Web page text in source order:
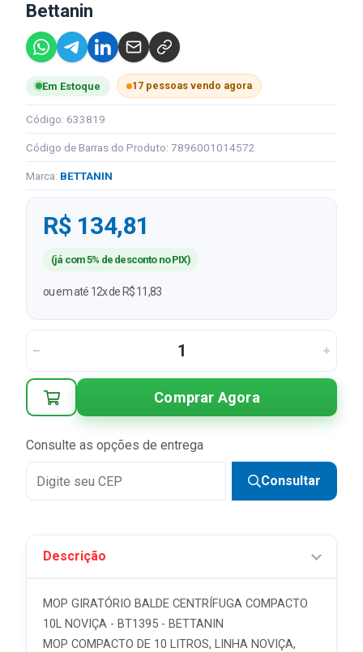
Bettanin
Em Estoque 17 pessoas vendo agora
Código: 633819
Código de Barras do Produto: 7896001014572
Marca: BETTANIN
R$ 134,81
(já com 5% de desconto no PIX)
ou em até 12x de R$ 11,83
Comprar Agora
Consulte as opções de entrega
Consultar
Descrição
MOP GIRATÓRIO BALDE CENTRÍFUGA COMPACTO
10L NOVIÇA - BT1395 - BETTANIN
MOP COMPACTO DE 10 LITROS, LINHA NOVIÇA,